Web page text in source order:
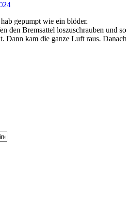
gepumpt wie ein blöder.
den Bremsattel loszuschrauben und so
Dann kam die ganze Luft raus. Danach